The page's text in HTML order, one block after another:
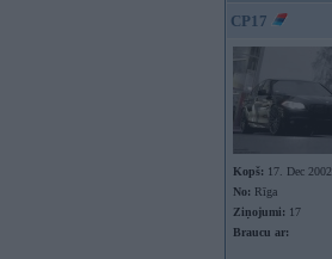
CP17
Kopš: 17. Dec 2002
No: Rīga
Ziņojumi: 17
Braucu ar: